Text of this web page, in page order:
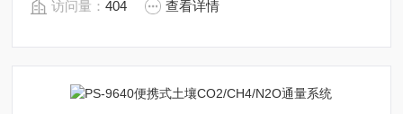
访问量：404 查看详情